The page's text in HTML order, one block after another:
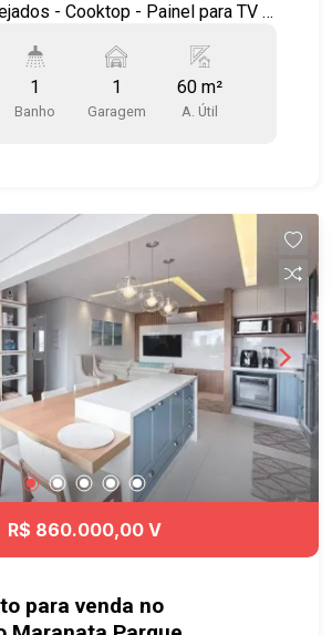
- Cooktop - Painel para TV -
José Pinto da Cunha e Avenida
Veiga, além da Rodovia Presidente
e demais regiões de São José
1
Banho
1
Garagem
60 m²
A. Útil
R$ 860.000,00 V
para venda no